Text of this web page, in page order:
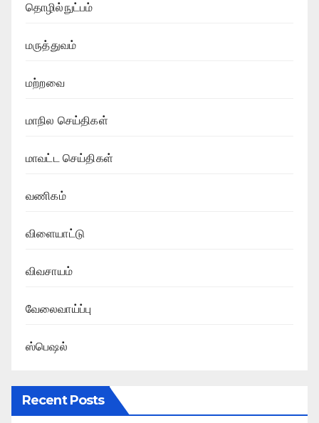
தொழில்நுட்பம்
மருத்துவம்
மற்றவை
மாநில செய்திகள்
மாவட்ட செய்திகள்
வணிகம்
விளையாட்டு
விவசாயம்
வேலைவாய்ப்பு
ஸ்பெஷல்
Recent Posts